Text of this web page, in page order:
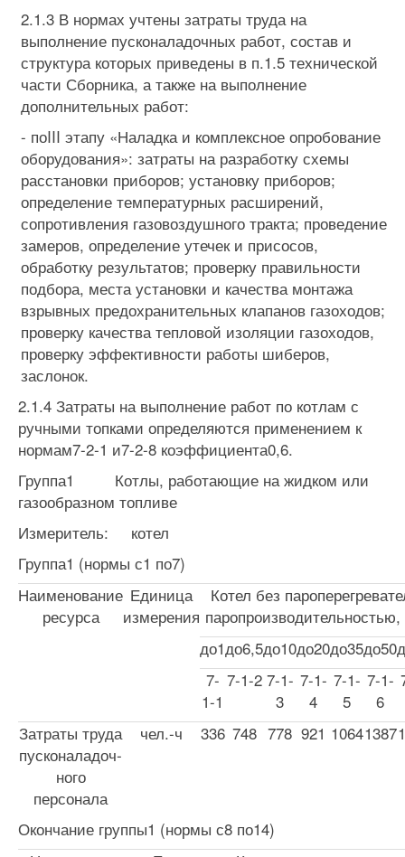
2.1.3 В нормах учтены затраты труда на
выполнение пусконаладочных работ, состав и
структура которых приведены в п.1.5 техниче­ской
части Сборника, а также на выполнение
дополнительных работ:
- поIII этапу «Наладка и комплексное опробование
оборудова­ния»: затраты на разработку схемы
расстановки приборов; установку приборов;
определение температурных расширений,
сопротивления газовоздушного тракта; проведение
замеров, определение утечек и присосов,
обработку результатов; проверку правильности
подбора, места установки и качества монтажа
взрывных предохранительных клапанов газоходов;
проверку качества тепловой изоляции газоходов,
проверку эффективности работы шиберов,
заслонок.
2.1.4 Затраты на выполнение работ по котлам с
ручными топками определяются применением к
нормам7-2-1 и7-2-8 коэффициента0,6.
Группа1 Котлы, работающие на жидком или
газообразном топливе
Измеритель: котел
Группа1 (нормы с1 по7)
Наименование
ресурса
Единица
измерения
Котел без
паропроизводительностью,
до1до6,5до10до20до35до50
7-
1-1
7-1-2 7-1-
3
7-1-
4
7-1-
5
7-1-
6
Затраты труда
пусконаладоч­
ного
персонала
чел.-ч 336 748 778 921 10641387
Окончание группы1 (нормы с8 по14)